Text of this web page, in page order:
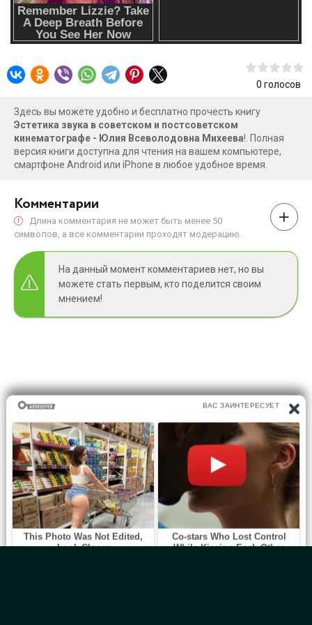
киноискусства.
0 голосов
Здесь вы можете удобно и бесплатно прочесть книгу
Эстетика звука в советском и постсоветском
кинематографе - Юлия Всеволодовна Михеева!. Полная
версия книги доступна для чтения на вашем компьютере,
смартфоне Android или iPhone в любое удобное время.
Комментарии
Длина комментария не может быть менее 50
символов, а все комментарии проходят модерацию.
На данный момент комментариев нет, но вы
можете стать первым, кто поделится своим
мнением!